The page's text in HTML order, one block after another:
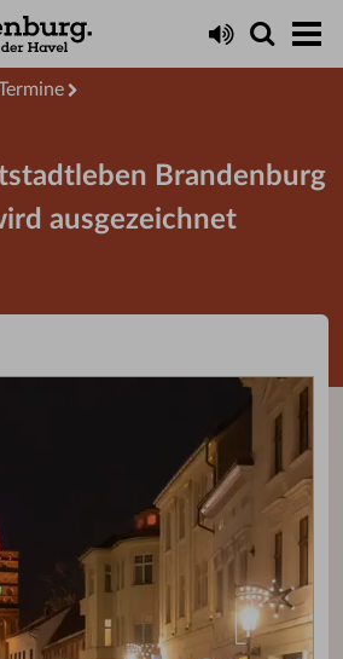
Brandenburg
ausgezeichnet